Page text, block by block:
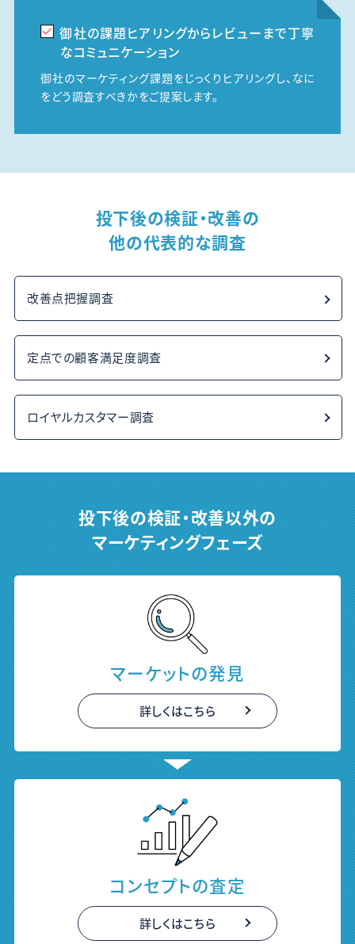
御社の課題ヒアリングからレビューまで丁寧
なコミュニケーション
御社のマーケティング課題をじっくりヒアリングし、なに
をどう調査すべきかをご提案します。
投下後の検証・改善の
他の代表的な調査
改善点把握調査
定点での顧客満足度調査
ロイヤルカスタマー調査
投下後の検証・改善以外の
マーケティングフェーズ
マーケットの発見
詳しくはこちら
コンセプトの査定
詳しくはこちら